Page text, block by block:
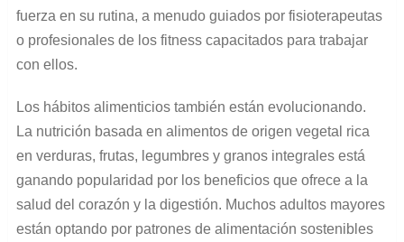
fuerza en su rutina, a menudo guiados por fisioterapeutas
o profesionales de los fitness capacitados para trabajar
con ellos.
Los hábitos alimenticios también están evolucionando.
La nutrición basada en alimentos de origen vegetal rica
en verduras, frutas, legumbres y granos integrales está
ganando popularidad por los beneficios que ofrece a la
salud del corazón y la digestión. Muchos adultos mayores
están optando por patrones de alimentación sostenibles